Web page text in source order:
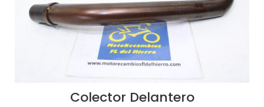
Colector Delantero